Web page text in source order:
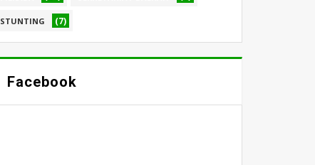
STUNTING (7)
Facebook